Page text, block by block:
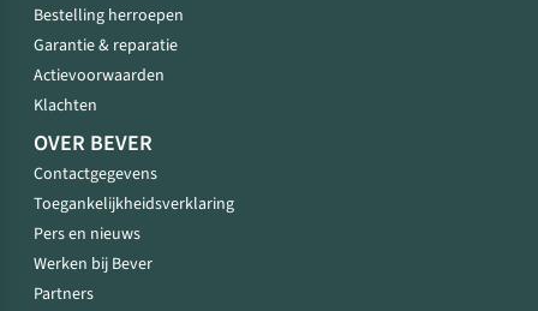
Bestelling herroepen
Garantie & reparatie
Actievoorwaarden
Klachten
OVER BEVER
Contactgegevens
Toegankelijkheidsverklaring
Pers en nieuws
Werken bij Bever
Partners